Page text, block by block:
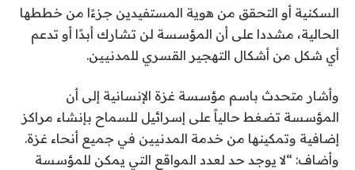
السكنية أو التحقق من هوية المستفيدين جزءًا من خططها
الحالية، مشددا على أن المؤسسة لن تشارك أبدًا أو تدعم
أي شكل من أشكال التهجير القسري للمدنيين.
وأشار متحدث باسم مؤسسة غزة الإنسانية إلى أن
المؤسسة تضغط حالياً على إسرائيل للسماح بإنشاء مراكز
إضافية وتمكينها من خدمة المدنيين في جميع أنحاء غزة.
وأضاف: “لا يوجد حد لعدد المواقع التي يمكن للمؤسسة